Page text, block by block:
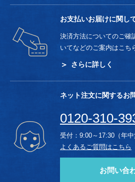
お支払いお届けに関し
決済方法についてのご確
いてなどのご案内はこち
さらに詳しく
ネット注文に関するお
0120-310-
受付：9:00～17:30（年中
よくあるご質問はこちら
お問い合